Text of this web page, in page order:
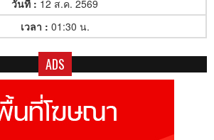
วันที่ : 12 ส.ค. 2569
เวลา : 01:30 น.
ADS